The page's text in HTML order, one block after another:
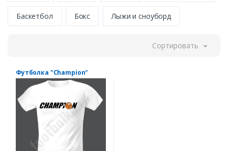
Баскетбол Бокс Лыжи и сноуборд
Сортировать
Футболка "Champion"